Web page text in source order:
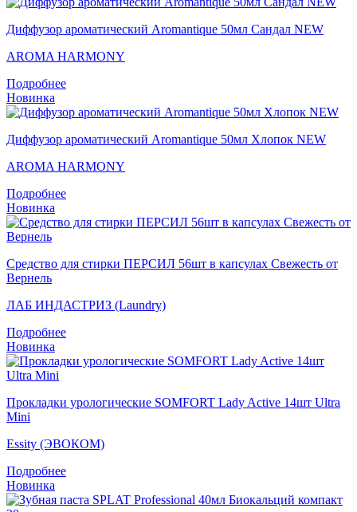
Диффузор ароматический Aromantique 50мл Сандал NEW
AROMA HARMONY
Подробнее
Новинка
Диффузор ароматический Aromantique 50мл Хлопок NEW
AROMA HARMONY
Подробнее
Новинка
Средство для стирки ПЕРСИЛ 56шт в капсулах Свежесть от
Вернель
ЛАБ ИНДАСТРИЗ (Laundry)
Подробнее
Новинка
Прокладки урологические SOMFORT Lady Active 14шт Ultra
Mini
Essity (ЭВОКОМ)
Подробнее
Новинка